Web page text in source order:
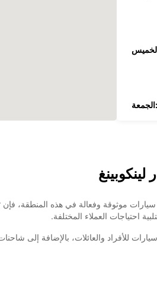
الجمعة:
الأحد:
احتياجات العملاء المختلفة.
للأفراد والعائلات، بالإضافة إلى